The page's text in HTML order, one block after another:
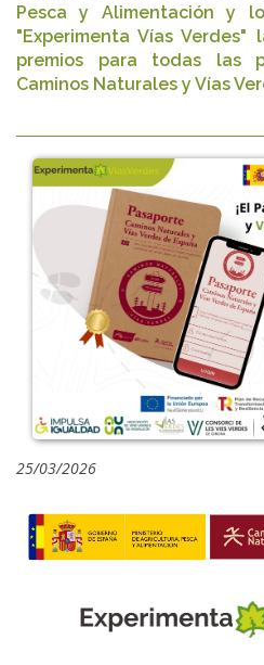
Pesca y Alimentación y
"Experimenta Vías
premios para todas las
Caminos Naturales y Vías
25/03/2026